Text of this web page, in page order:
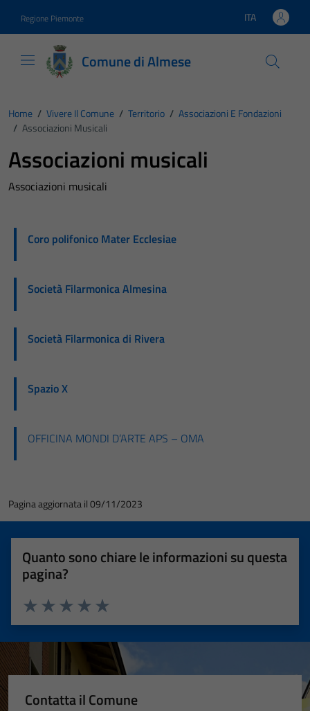
Regione Piemonte Lingua attiva:
ITA
Comune di Almese
Home / Vivere Il Comune / Territorio / Associazioni E Fondazioni
/ Associazioni Musicali
Associazioni musicali
Associazioni musicali
Coro polifonico Mater Ecclesiae
Società Filarmonica Almesina
Società Filarmonica di Rivera
Spazio X
OFFICINA MONDI D’ARTE APS – OMA
Pagina aggiornata il 09/11/2023
Quanto sono chiare le informazioni su questa
pagina?
Valuta 5 stelle su 5
Valuta 4 stelle su 5
Valuta 3 stelle su 5
Valuta 2 stelle su 5
Valuta 1 stelle su 5
Contatta il Comune